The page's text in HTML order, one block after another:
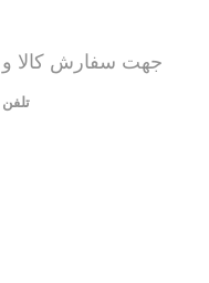
جهت سفارش کالا و
تلفن